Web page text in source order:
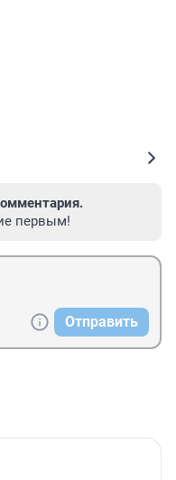
первым!
Отправить